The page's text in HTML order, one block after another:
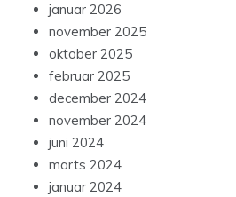
januar 2026
november 2025
oktober 2025
februar 2025
december 2024
november 2024
juni 2024
marts 2024
januar 2024